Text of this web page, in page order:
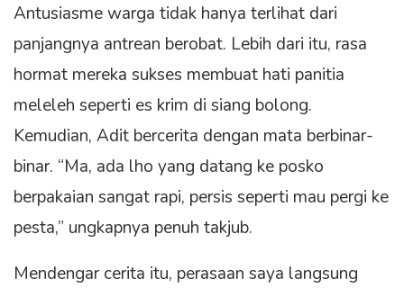
Antusiasme warga tidak hanya terlihat dari
panjangnya antrean berobat. Lebih dari itu, rasa
hormat mereka sukses membuat hati panitia
meleleh seperti es krim di siang bolong.
Kemudian, Adit bercerita dengan mata berbinar-
binar. “Ma, ada lho yang datang ke posko
berpakaian sangat rapi, persis seperti mau pergi ke
pesta,” ungkapnya penuh takjub.
Mendengar cerita itu, perasaan saya langsung